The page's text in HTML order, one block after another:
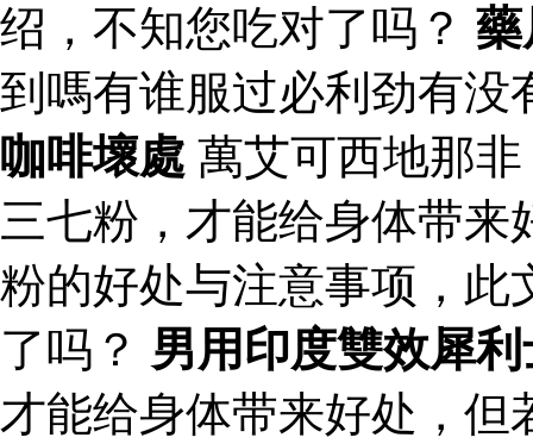
绍，不知您吃对了吗？ 藥
到嗎有谁服过必利劲有
咖啡壞處 萬艾可西地那非
三七粉，才能给身体带
粉的好处与注意事项，此
了吗？ 男用印度雙效犀利
才能给身体带来好处，